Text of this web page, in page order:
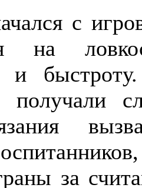
с
на
и
получали
за